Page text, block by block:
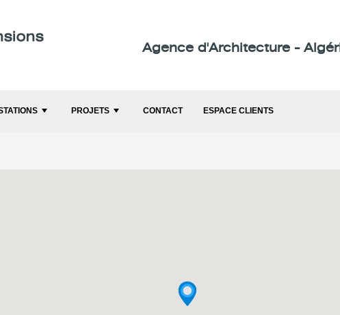
Agence d'Architecture -
PROJETS CONTACT ESPACE CLIENTS